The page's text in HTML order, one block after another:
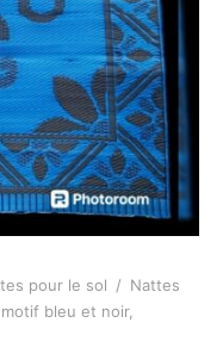
pour le sol / Nattes
bleu et noir,